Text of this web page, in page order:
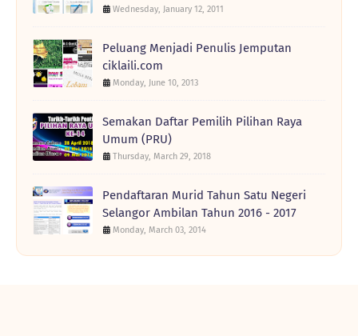
Wednesday, January 12, 2011
Peluang Menjadi Penulis Jemputan
ciklaili.com
Monday, June 10, 2013
Semakan Daftar Pemilih Pilihan Raya
Umum (PRU)
Thursday, March 29, 2018
Pendaftaran Murid Tahun Satu Negeri
Selangor Ambilan Tahun 2016 - 2017
Monday, March 03, 2014